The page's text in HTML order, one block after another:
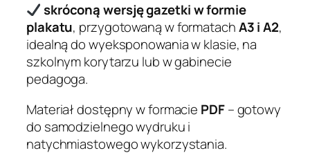
e
g
o
d
n
i
a
!
skróconą wersję gazetki w formie
plakatu, przygotowaną w formatachA3 i A2,
idealną do wyeksponowania w klasie, na
szkolnym korytarzu lub w gabinecie
pedagoga.
Materiał dostępny w formacie PDF– gotowy
do samodzielnego wydruku i
natychmiastowego wykorzystania.